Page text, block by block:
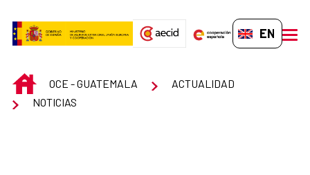
EN-GB
INICIOOCE - GUATEMALA
ACTUALIDAD
NOTICIAS